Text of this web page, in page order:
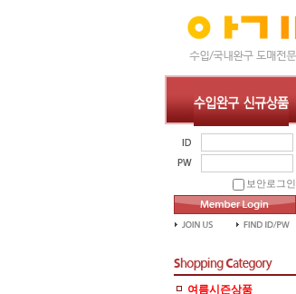
보안로그인
여름시즌상품